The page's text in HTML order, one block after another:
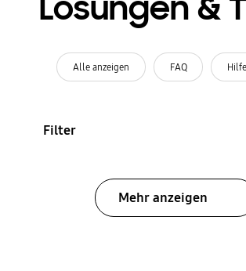
Lösungen &
Alle anzeigen FAQ
Filter
Mehr anzeigen